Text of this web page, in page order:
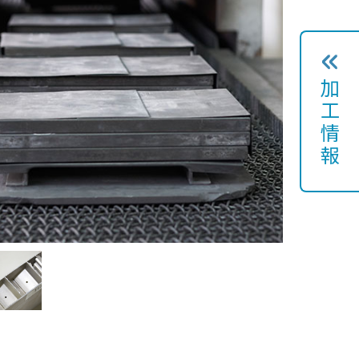
加
工
情
報